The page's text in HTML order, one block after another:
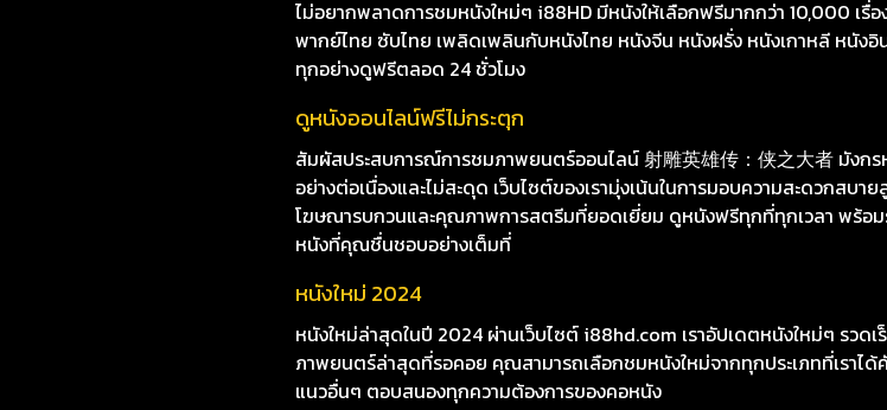
ไม่อยากพลาดการชมหนังใหม่ๆ i88HD มีหนังให้เลือกฟรีมากกว่า 10,000 เ
พากย์ไทย ซับไทย เพลิดเพลินกับหนังไทย หนังจีน หนังฝรั่ง หนังเกาหลี หนัง
ทุกอย่างดูฟรีตลอด 24 ชั่วโมง
ดูหนังออนไลน์ฟรีไม่กระตุก
สัมผัสประสบการณ์การชมภาพยนตร์ออนไลน์ 射雕英雄传：侠之大者 มัง
อย่างต่อเนื่องและไม่สะดุด เว็บไซต์ของเรามุ่งเน้นในการมอบความสะดวกสบ
โฆษณารบกวนและคุณภาพการสตรีมที่ยอดเยี่ยม ดูหนังฟรีทุกที่ทุกเวลา พร้
หนังที่คุณชื่นชอบอย่างเต็มที่
หนังใหม่ 2024
หนังใหม่ล่าสุดในปี 2024 ผ่านเว็บไซต์ i88hd.com เราอัปเดตหนังใหม่ๆ รวด
ภาพยนตร์ล่าสุดที่รอคอย คุณสามารถเลือกชมหนังใหม่จากทุกประเภทที่เราได้
แนวอื่นๆ ตอบสนองทุกความต้องการของคอหนัง